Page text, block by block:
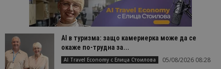
AI в туризма: защо камериерка може да се
окаже по-трудна за...
AI Travel Economy с Елица Стоилова 05/08/2026 08:28